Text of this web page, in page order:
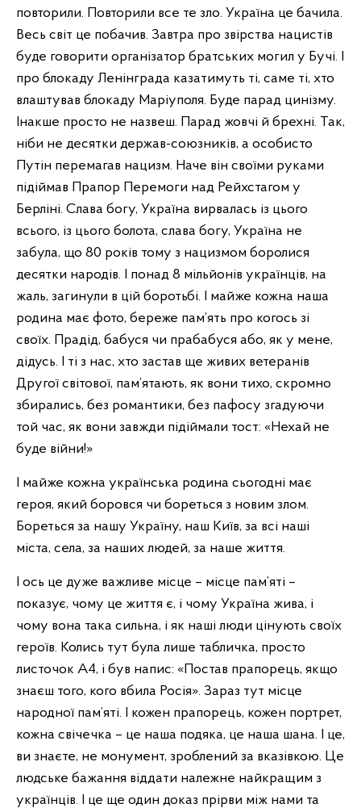
повторили. Повторили все те зло. Україна це бачила.
Весь світ це побачив. Завтра про звірства нацистів
буде говорити організатор братських могил у Бучі. І
про блокаду Ленінграда казатимуть ті, саме ті, хто
влаштував блокаду Маріуполя. Буде парад цинізму.
Інакше просто не назвеш. Парад жовчі й брехні. Так,
ніби не десятки держав-союзників, а особисто
Путін перемагав нацизм. Наче він своїми руками
підіймав Прапор Перемоги над Рейхстагом у
Берліні. Слава богу, Україна вирвалась із цього
всього, із цього болота, слава богу, Україна не
забула, що 80 років тому з нацизмом боролися
десятки народів. І понад 8 мільйонів українців, на
жаль, загинули в цій боротьбі. І майже кожна наша
родина має фото, береже пам’ять про когось зі
своїх. Прадід, бабуся чи прабабуся або, як у мене,
дідусь. І ті з нас, хто застав ще живих ветеранів
Другої світової, пам’ятають, як вони тихо, скромно
збирались, без романтики, без пафосу згадуючи
той час, як вони завжди підіймали тост: «Нехай не
буде війни!»
І майже кожна українська родина сьогодні має
героя, який боровся чи бореться з новим злом.
Бореться за нашу Україну, наш Київ, за всі наші
міста, села, за наших людей, за наше життя.
І ось це дуже важливе місце – місце пам’яті –
показує, чому це життя є, і чому Україна жива, і
чому вона така сильна, і як наші люди цінують своїх
героїв. Колись тут була лише табличка, просто
листочок А4, і був напис: «Постав прапорець, якщо
знаєш того, кого вбила Росія». Зараз тут місце
народної пам’яті. І кожен прапорець, кожен портрет,
кожна свічечка – це наша подяка, це наша шана. І це,
ви знаєте, не монумент, зроблений за вказівкою. Це
людське бажання віддати належне найкращим з
українців. І це ще один доказ прірви між нами та